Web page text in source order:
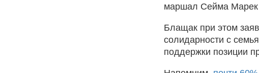
маршал Сейма Марек
Блащак при этом
солидарности с
поддержки позиции